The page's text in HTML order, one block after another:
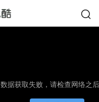
数据获取失败，请检查网络之